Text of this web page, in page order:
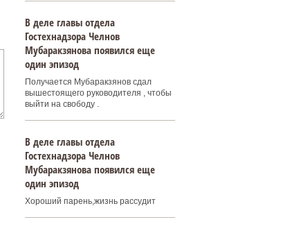
В деле главы отдела
Гостехнадзора Челнов
Мубаракзянова появился еще
один эпизод
Получается Мубаракзянов сдал
вышестоящего руководителя , чтобы
выйти на свободу .
В деле главы отдела
Гостехнадзора Челнов
Мубаракзянова появился еще
один эпизод
Хороший парень,жизнь рассудит